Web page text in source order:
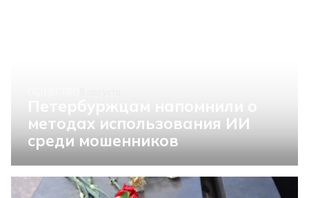
методах использования ИИ
среди мошенников